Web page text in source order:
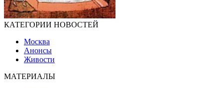
КАТЕГОРИИ НОВОСТЕЙ
Москва
Анонсы
Живости
МАТЕРИАЛЫ